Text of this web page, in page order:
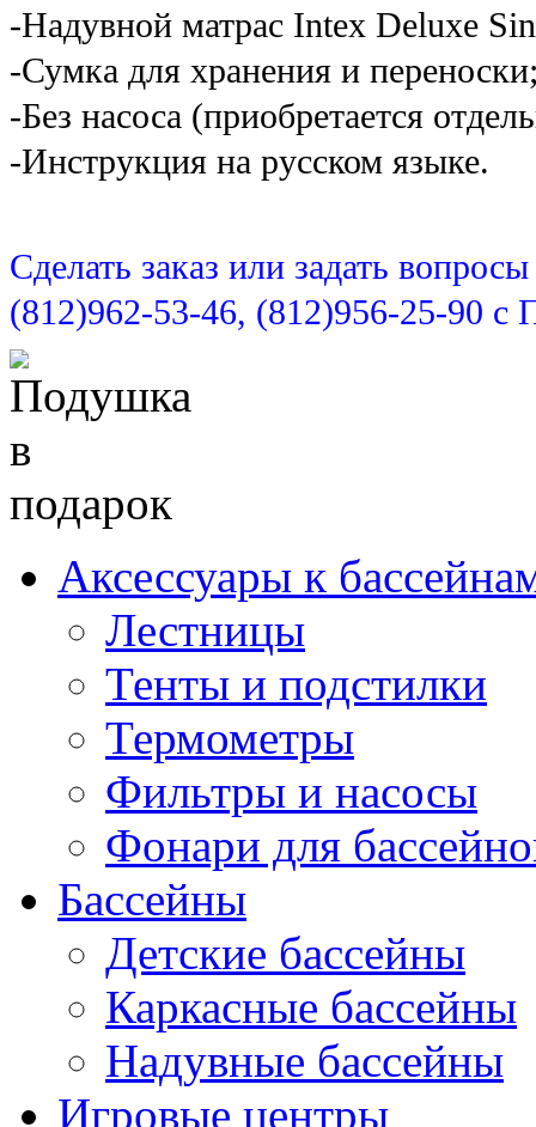
-Надувной матрас Intex Deluxe
-Сумка для хранения и
-Без насоса (приобретается
-Инструкция на русском языке.
Сделать заказ или задать
(812)962-53-46, (812)956-25-90
Аксессуары к
Лестницы
Тенты и подстилки
Термометры
Фильтры и насосы
Фонари для
Бассейны
Детские бассейны
Каркасные бассейны
Надувные бассейны
Игровые центры